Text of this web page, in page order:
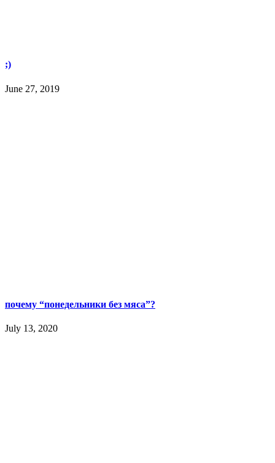
;)
June 27, 2019
почему “понедельники без мяса”?
July 13, 2020